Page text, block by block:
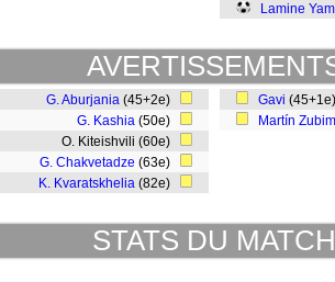
Lamine
G. Aburjania (45+2e)
G. Kashia (50e)
O. Kiteishvili (60e)
G. Chakvetadze (63e)
K. Kvaratskhelia (82e)
Gavi
Martín
STATS DU MATCH